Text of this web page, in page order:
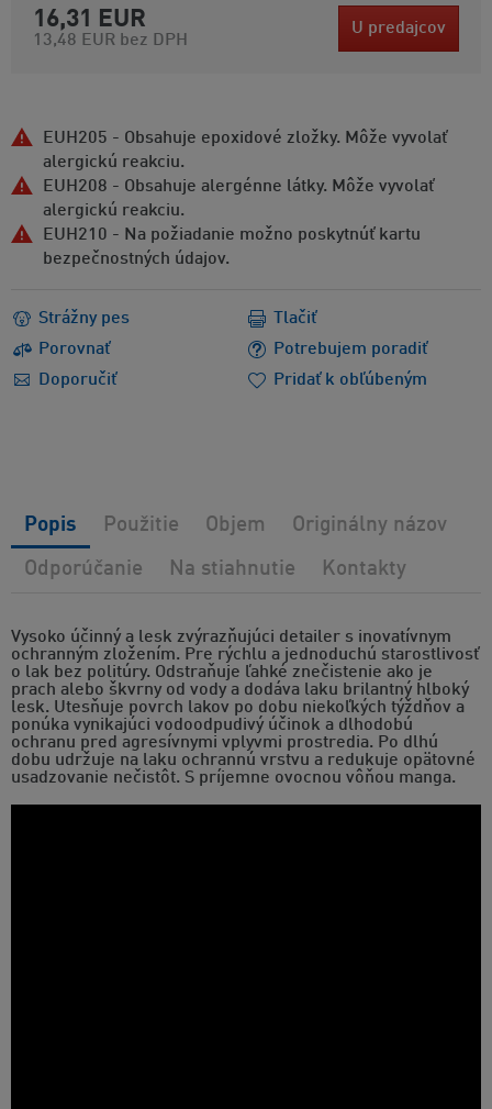
16,31 EUR
13,48 EUR bez DPH
U predajcov
EUH205 - Obsahuje epoxidové zložky. Môže vyvolať
alergickú reakciu.
EUH208 - Obsahuje alergénne látky. Môže vyvolať
alergickú reakciu.
EUH210 - Na požiadanie možno poskytnúť kartu
bezpečnostných údajov.
Strážny pes
Porovnať
Potrebujem poradiť
Doporučiť
Tlačiť
Pridať k obľúbeným
Vysoko účinný a lesk zvýrazňujúci detailer s inovatívnym
ochranným zložením. Pre rýchlu a jednoduchú starostlivosť
o lak bez politúry. Odstraňuje ľahké znečistenie ako je
prach alebo škvrny od vody a dodáva laku brilantný hlboký
lesk. Utesňuje povrch lakov po dobu niekoľkých týždňov a
ponúka vynikajúci vodoodpudivý účinok a dlhodobú
ochranu pred agresívnymi vplyvmi prostredia. Po dlhú
dobu udržuje na laku ochrannú vrstvu a redukuje opätovné
usadzovanie nečistôt. S príjemne ovocnou vôňou manga.
Popis Použitie Objem Originálny názov
Odporúčanie Na stiahnutie Kontakty